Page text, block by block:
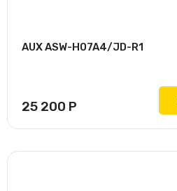
AUX ASW-H07A4/JD-R1
25 200 Р